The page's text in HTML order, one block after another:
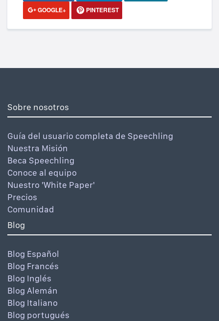
GOOGLE+
PINTEREST
Sobre nosotros
Guía del usuario completa de Speechling
Nuestra Misión
Beca Speechling
Conoce al equipo
Nuestro 'White Paper'
Precios
Comunidad
Blog
Blog Español
Blog Francés
Blog Inglés
Blog Alemán
Blog Italiano
Blog portugués